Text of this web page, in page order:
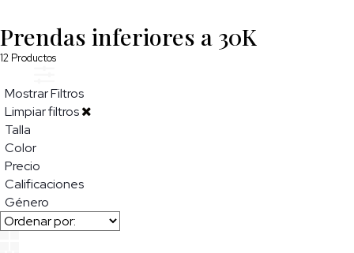
Prendas inferiores a 30K
12 Productos
Mostrar Filtros
Limpiar filtros
Talla
Color
Precio
Calificaciones
Género